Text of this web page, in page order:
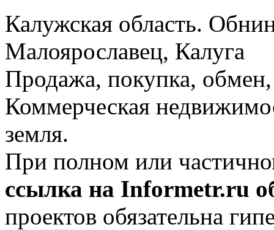
Калужская область.
Малоярославец, Калуга
Продажа, покупка, обмен,
Коммерческая
земля.
При полном или
ссылка на Informetr.ru
проектов обязательна